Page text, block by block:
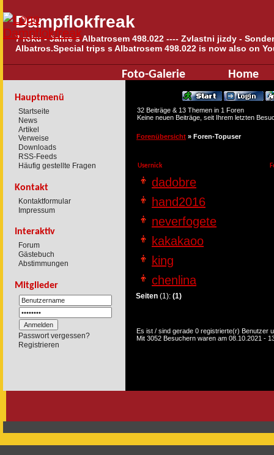
Dampflokfreak
7 roku - Jahre s Albatrosem 498.022 ---- Zvlastni jizdy -
Albatros.Special trips s Albatrosem 498.022 is now also on
Foto-Galerie Home
Hauptmenü
Startseite
News
Artikel
Verweise
Downloads
RSS-Feeds
Häufig gestellte Fragen
Kontakt
Kontaktformular
Impressum
Interaktiv
Forum
Gästebuch
Abstimmungen
Mitglieder
Passwort vergessen?
Registrieren
32 Beiträge & 13 Themen in 1 Foren
Keine neuen Beiträge, seit Ihrem letzten
Forenübersicht » Foren-Topuser
Usernick
dadobre
hand2016
neverfogete
kakakaoo
king
chenlina
Seiten (1): (1)
Es ist / sind gerade 0 registrierte(r) Benutzer
Mit 3052 Besuchern waren am 08.10.2021 -